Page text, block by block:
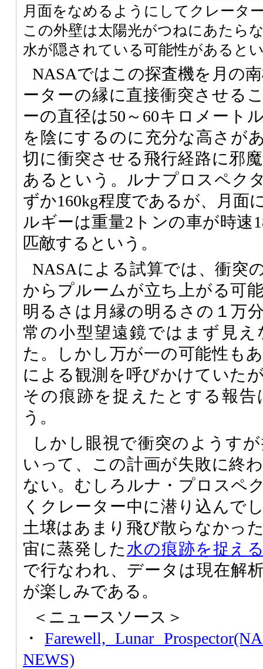
月面をなめるようにしてクレータ
この外壁は太陽光がつねにあたら
水が隠されている可能性があると
NASAではこの探査機を月の
ーターの縁に直接衝突させる
ーの直径は50～60キロメート
を陰にするのに充分な高さが
切に衝突させる飛行経路に邪
あるという。ルナプロスペク
ずか160kg程度であるが、月面
ルギーは重量2トンの車が時速
匹敵するという。
NASAによる試算では、衝突
からプルームが立ち上がる可
明るさは月縁の明るさの１万
常の小型望遠鏡ではまず見
た。しかし万が一の可能性も
による観測を呼びかけていた
その痕跡を捉えたとする報
う。
しかし眼視で衝突のようす
いって、この計画が失敗に終
ない。むしろルナ・プロスペ
くクレーター中に潜り込んで
土壌はあまり飛び散らなかっ
宙に蒸発した水の痕跡を捉え
で行なわれ、データは現在解
が楽しみである。
＜ニュースソース＞
・Farewell, Lunar
NEWS)